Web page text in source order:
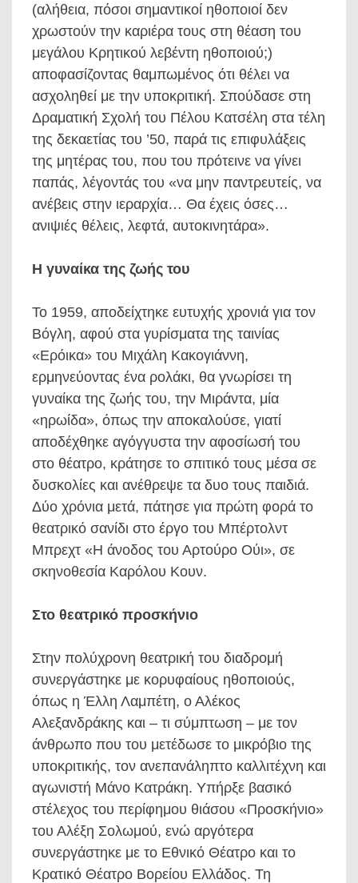
(αλήθεια, πόσοι σημαντικοί ηθοποιοί δεν
χρωστούν την καριέρα τους στη θέαση του
μεγάλου Κρητικού λεβέντη ηθοποιού;)
αποφασίζοντας θαμπωμένος ότι θέλει να
ασχοληθεί με την υποκριτική. Σπούδασε στη
Δραματική Σχολή του Πέλου Κατσέλη στα τέλη
της δεκαετίας του ’50, παρά τις επιφυλάξεις
της μητέρας του, που του πρότεινε να γίνει
παπάς, λέγοντάς του «να μην παντρευτείς, να
ανέβεις στην ιεραρχία… Θα έχεις όσες…
ανιψιές θέλεις, λεφτά, αυτοκινητάρα».
Η γυναίκα της ζωής του
Το 1959, αποδείχτηκε ευτυχής χρονιά για τον
Βόγλη, αφού στα γυρίσματα της ταινίας
«Ερόικα» του Μιχάλη Κακογιάννη,
ερμηνεύοντας ένα ρολάκι, θα γνωρίσει τη
γυναίκα της ζωής του, την Μιράντα, μία
«ηρωίδα», όπως την αποκαλούσε, γιατί
αποδέχθηκε αγόγγυστα την αφοσίωσή του
στο θέατρο, κράτησε το σπιτικό τους μέσα σε
δυσκολίες και ανέθρεψε τα δυο τους παιδιά.
Δύο χρόνια μετά, πάτησε για πρώτη φορά το
θεατρικό σανίδι στο έργο του Μπέρτολντ
Μπρεχτ «Η άνοδος του Αρτούρο Ούι», σε
σκηνοθεσία Καρόλου Κουν.
Στο θεατρικό προσκήνιο
Στην πολύχρονη θεατρική του διαδρομή
συνεργάστηκε με κορυφαίους ηθοποιούς,
όπως η Έλλη Λαμπέτη, ο Αλέκος
Αλεξανδράκης και – τι σύμπτωση – με τον
άνθρωπο που του μετέδωσε το μικρόβιο της
υποκριτικής, τον ανεπανάληπτο καλλιτέχνη και
αγωνιστή Μάνο Κατράκη. Υπήρξε βασικό
στέλεχος του περίφημου θιάσου «Προσκήνιο»
του Αλέξη Σολωμού, ενώ αργότερα
συνεργάστηκε με το Εθνικό Θέατρο και το
Κρατικό Θέατρο Βορείου Ελλάδος. Τη